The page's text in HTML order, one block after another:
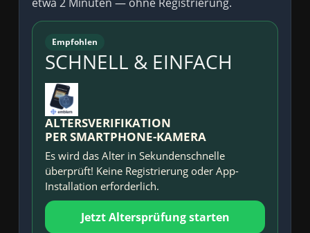
SCHNELL & EINFACH
Empfohlen
ALTERSVERIFIKATION
PER SMARTPHONE-KAMERA
Es wird das Alter in Sekundenschnelle
überprüft! Keine Registrierung oder App-
Installation erforderlich.
Jetzt Altersprüfung starten